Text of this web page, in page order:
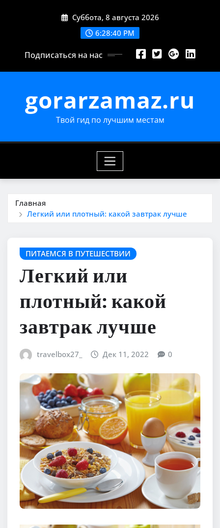
Суббота, 8 августа 2026
6:28:42 PM
Подписаться на нас
gorarzamaz.ru
Твой гид по лучшим местам
Главная
Легкий или плотный: какой завтрак лучше
ПИТАЕМСЯ В ПУТЕШЕСТВИИ
Легкий или
плотный: какой
завтрак лучше
travelbox27_ Дек 11, 2022 0